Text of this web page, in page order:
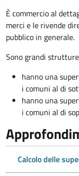
È commercio al
merci e le rivende
pubblico in generale.
Sono grandi
hanno una
i comuni al di
hanno una
i comuni al di
Calcolo delle